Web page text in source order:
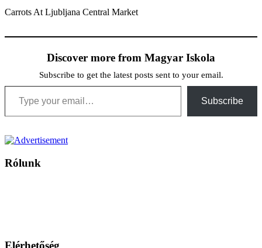
Carrots At Ljubljana Central Market
Discover more from Magyar Iskola
Subscribe to get the latest posts sent to your email.
Type your email…
Subscribe
Rólunk